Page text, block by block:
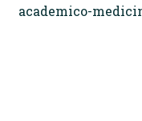
academico-